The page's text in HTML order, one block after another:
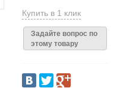
Купить в 1 клик
Задайте вопрос по
этому товару